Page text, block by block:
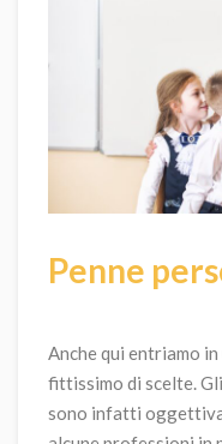
Penne
Anche qui entriamo
fittissimo di scelte.
sono infatti